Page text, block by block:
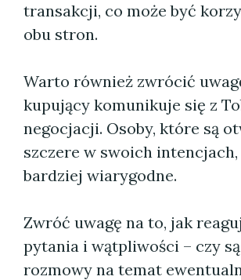
transakcji, co może być
obu stron.
Warto również zwrócić
kupujący komunikuje się z
negocjacji. Osoby, które są
szczere w swoich intencjach,
bardziej wiarygodne.
Zwróć uwagę na to, jak
pytania i wątpliwości – czy
rozmowy na temat